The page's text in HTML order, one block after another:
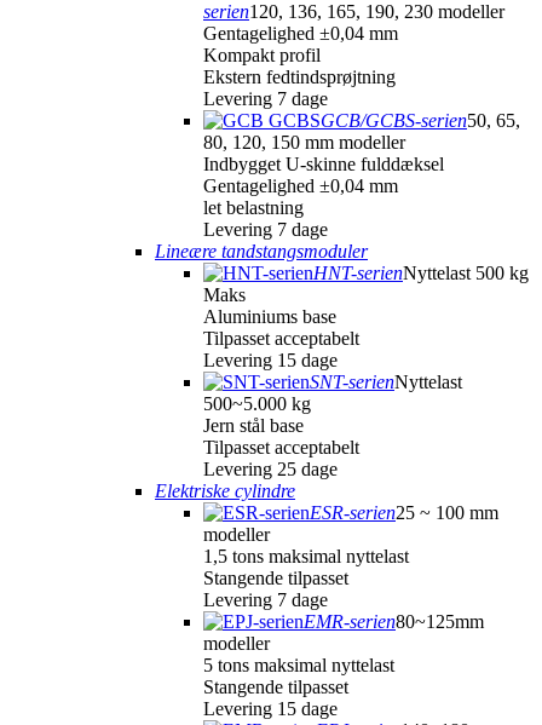
serien120, 136, 165, 190, 230 modeller
Gentagelighed ±0,04 mm
Kompakt profil
Ekstern fedtindsprøjtning
Levering 7 dage
GCB/GCBS-serien50, 65,
80, 120, 150 mm modeller
Indbygget U-skinne fulddæksel
Gentagelighed ±0,04 mm
let belastning
Levering 7 dage
Lineære tandstangsmoduler
HNT-serienNyttelast 500 kg
Maks
Aluminiums base
Tilpasset acceptabelt
Levering 15 dage
SNT-serienNyttelast
500~5.000 kg
Jern stål base
Tilpasset acceptabelt
Levering 25 dage
Elektriske cylindre
ESR-serien25 ~ 100 mm
modeller
1,5 tons maksimal nyttelast
Stangende tilpasset
Levering 7 dage
EMR-serien80~125mm
modeller
5 tons maksimal nyttelast
Stangende tilpasset
Levering 15 dage